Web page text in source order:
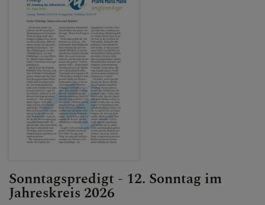
Sonntagspredigt - 12. Sonntag im
Jahreskreis 2026